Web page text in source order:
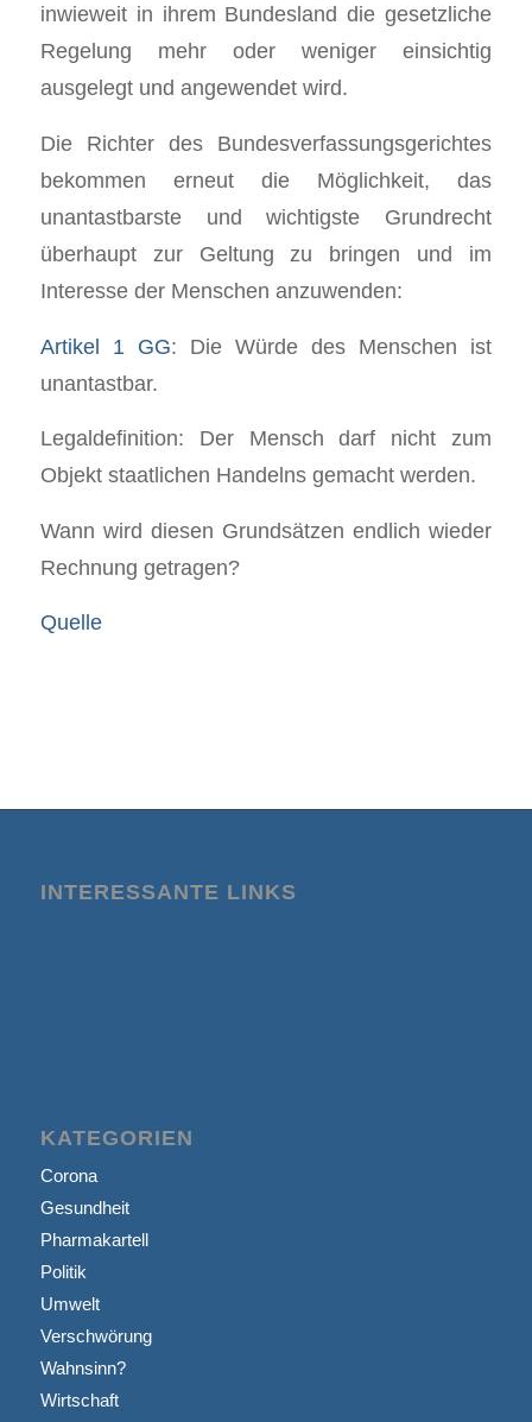
inwieweit in ihrem Bundesland die gesetzliche
Regelung mehr oder weniger einsichtig
ausgelegt und angewendet wird.
Die Richter des Bundesverfassungsgerichtes
bekommen erneut die Möglichkeit, das
unantastbarste und wichtigste Grundrecht
überhaupt zur Geltung zu bringen und im
Interesse der Menschen anzuwenden:
Artikel 1 GG: Die Würde des Menschen ist
unantastbar.
Legaldefinition: Der Mensch darf nicht zum
Objekt staatlichen Handelns gemacht werden.
Wann wird diesen Grundsätzen endlich wieder
Rechnung getragen?
Quelle
INTERESSANTE LINKS
KATEGORIEN
Corona
Gesundheit
Pharmakartell
Politik
Umwelt
Verschwörung
Wahnsinn?
Wirtschaft